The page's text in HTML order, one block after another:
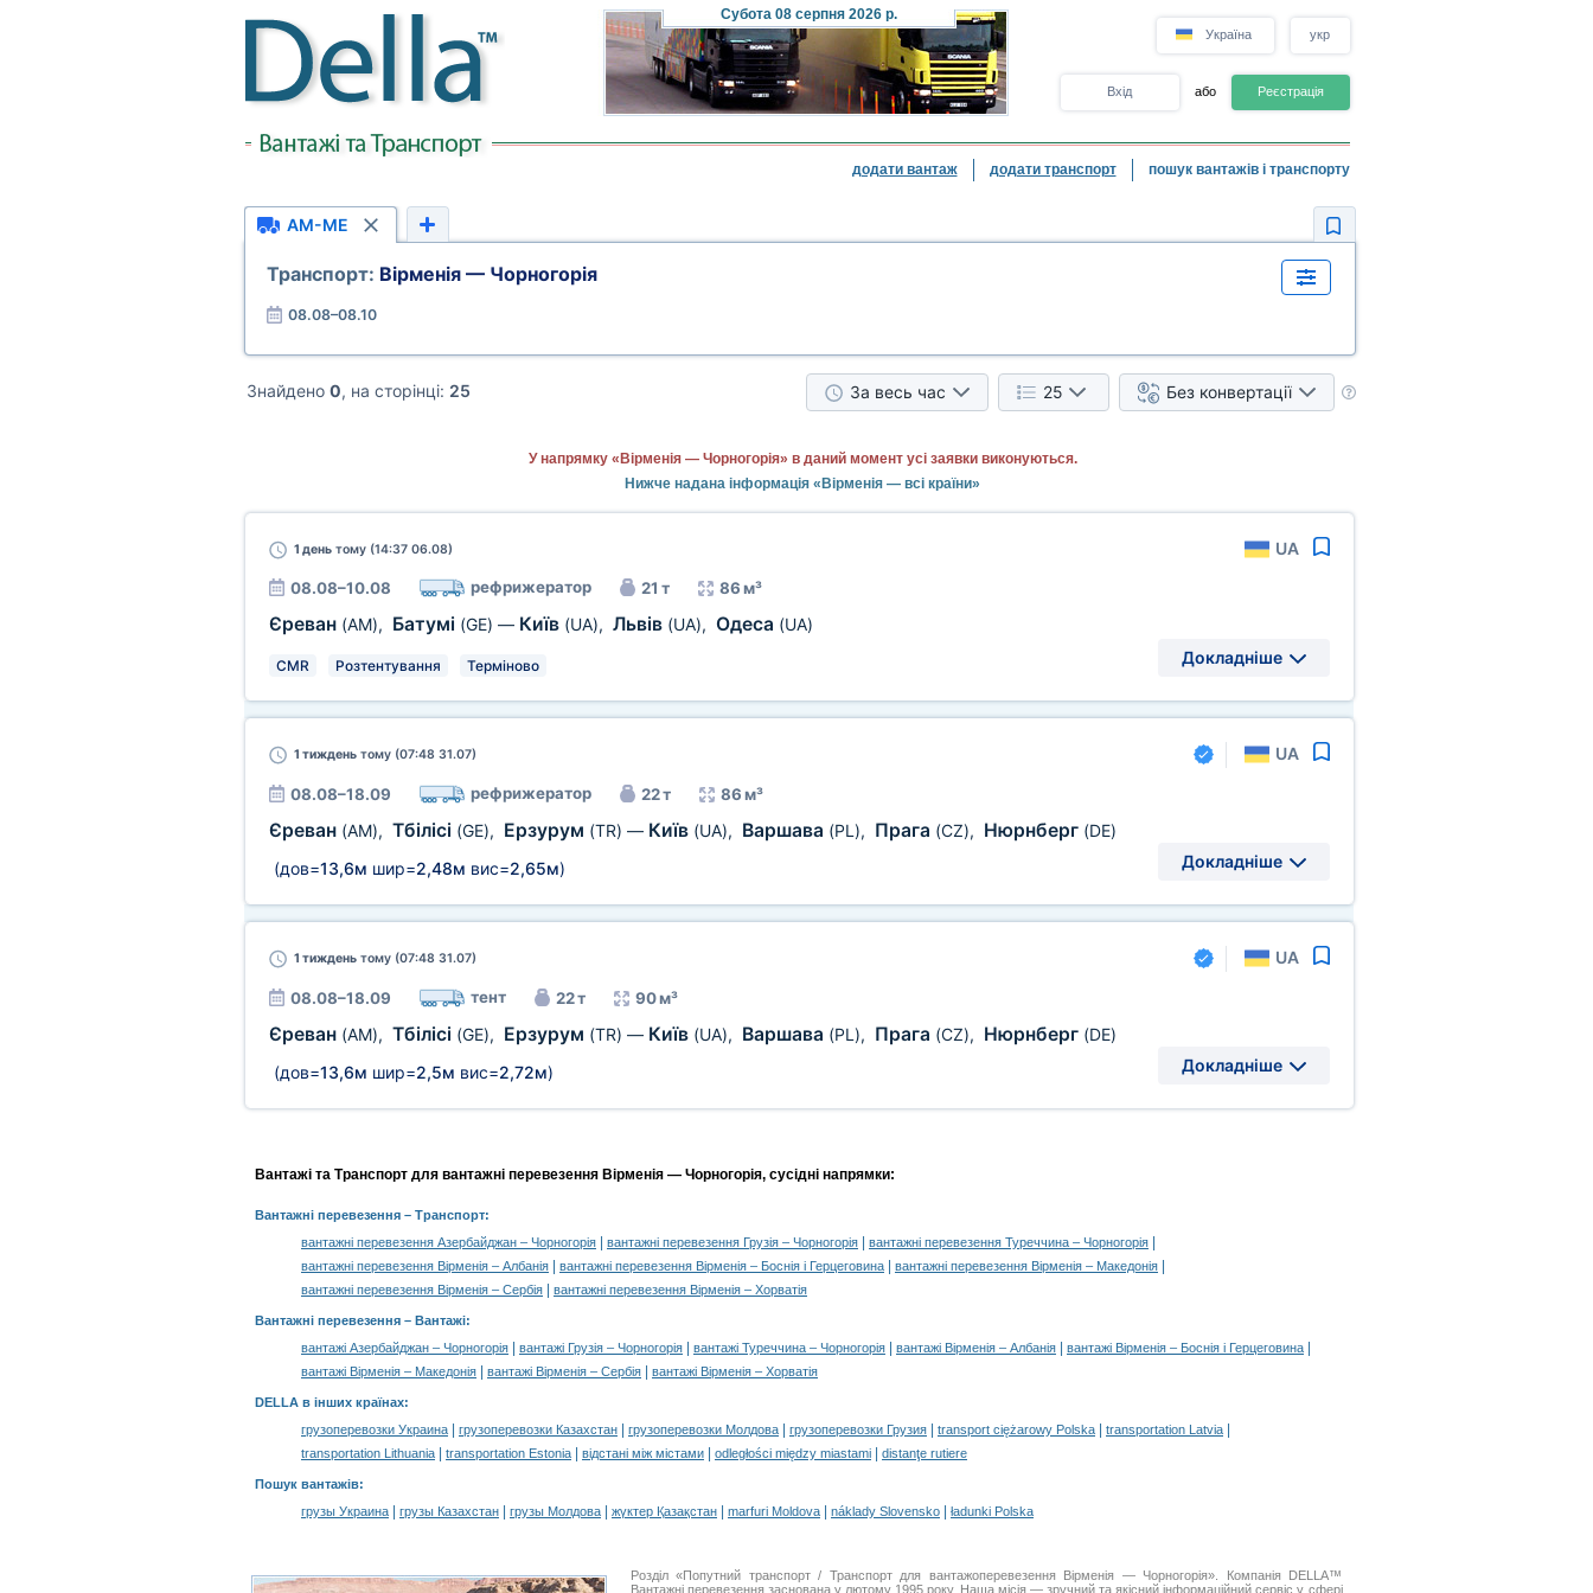
Субота08 серпня 2026 р.
Україна укр
Вхід або Реєстрація
додати вантаж додати транспорт пошук вантажів і транспорту
AM-ME
Транспорт: Вірменія — Чорногорія
08.08–08.10
Знайдено 0, на сторінці: 25 За весь час 25 Без конвертації
У напрямку «Вірменія — Чорногорія» в даний момент усі заявки виконуються.
Нижче надана інформація «Вірменія — всі країни»
1 деньтому (14:37 06.08) UA
08.08–10.08 рефрижератор 21 т 86 м³
Єреван (AM), Батумі (GE) — Київ (UA), Львів (UA), Одеса (UA)
CMR Розтентування Терміново Докладніше
1 тижденьтому (07:48 31.07) UA
08.08–18.09 рефрижератор 22 т 86 м³
Єреван (AM), Тбілісі (GE), Ерзурум (TR) — Київ (UA), Варшава (PL), Прага (CZ), Нюрнберг (DE)
(дов=13,6м шир=2,48м вис=2,65м) Докладніше
1 тижденьтому (07:48 31.07) UA
08.08–18.09 тент 22 т 90 м³
Єреван (AM), Тбілісі (GE), Ерзурум (TR) — Київ (UA), Варшава (PL), Прага (CZ), Нюрнберг (DE)
(дов=13,6м шир=2,5м вис=2,72м) Докладніше
Вантажі та Транспорт для вантажні перевезення Вірменія — Чорногорія, сусідні напрямки:
Вантажні перевезення – Транспорт:
вантажні перевезення Азербайджан – Чорногорія
вантажні перевезення Грузія – Чорногорія вантажні перевезення Туреччина – Чорногорія
вантажні перевезення Вірменія – Албанія вантажні перевезення Вірменія – Боснія і Герцеговина вантажні перевезення Вірменія – Македонія
вантажні перевезення Вірменія – Сербія вантажні перевезення Вірменія – Хорватія
Вантажні перевезення – Вантажі:
вантажі Азербайджан – Чорногорія
вантажі Грузія – Чорногорія вантажі Туреччина – Чорногорія вантажі Вірменія – Албанія вантажі Вірменія – Боснія і Герцеговина
вантажі Вірменія – Македонія вантажі Вірменія – Сербія вантажі Вірменія – Хорватія
DELLA в інших країнах:
грузоперевозки Украина
грузоперевозки Казахстан грузоперевозки Молдова грузоперевозки Грузия transport ciężarowy Polska transportation Latvia
transportation Lithuania transportation Estonia відстані між містами odległości między miastami distanţe rutiere
Пошук вантажів:
грузы Украина
грузы Казахстан грузы Молдова жүктер Қазақстан marfuri Moldova náklady Slovensko ładunki Polska
Розділ «Попутний транспорт / Транспорт для вантажоперевезення Вірменія — Чорногорія». Компанія DELLA™
Вантажні перевезення заснована у лютому 1995 року. Наша місія — зручний та якісний інформаційний сервіс у сфері